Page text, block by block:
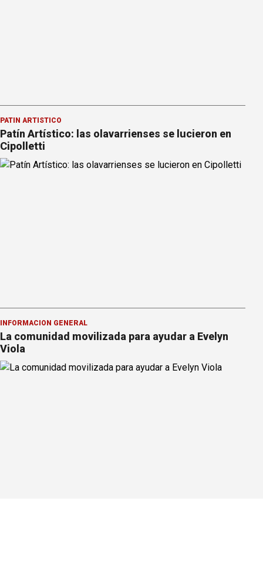
PATÍN ARTÍSTICO
Patín Artístico: las olavarrienses se lucieron en
Cipolletti
INFORMACION GENERAL
La comunidad movilizada para ayudar a Evelyn
Viola